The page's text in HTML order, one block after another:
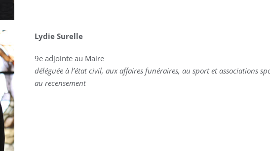
Lydie Surelle
9e adjointe au Maire
déléguée à l’état civil, aux affaires funéraires, au sport et associations
au recensement